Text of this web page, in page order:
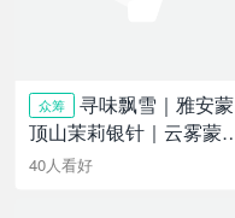
众筹
寻味飘雪｜雅安蒙
顶山茉莉银针｜云雾蒙
顶，花香银针花茶
40人看好